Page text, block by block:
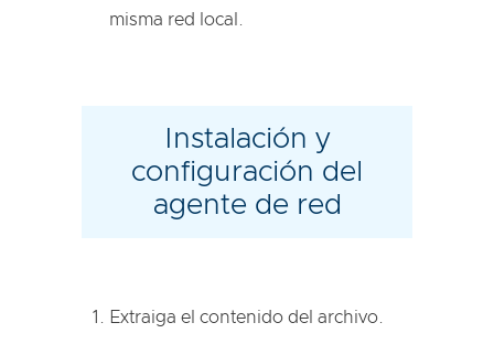
misma red local.
Instalación y
configuración del
agente de red
Extraiga el contenido del archivo.